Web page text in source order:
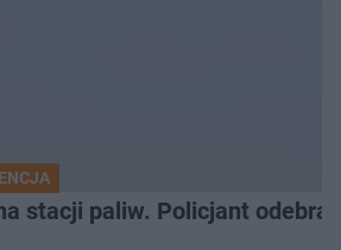
stacji paliw. Policjant